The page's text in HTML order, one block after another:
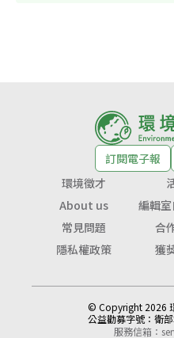
訂閱電子報
環境徵才
About us
編輯
常見問題
合
隱私權政策
獲
© Copyright 2026
公益勸募字號： 衛
服務信箱：